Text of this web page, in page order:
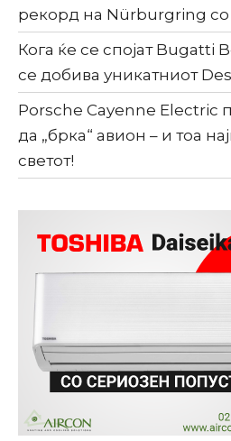
рекорд на Nürburgring со
Кога ќе се спојат Bugatti
се добива уникатниот
Porsche Cayenne Electric
да „брка“ авион – и тоа
светот!